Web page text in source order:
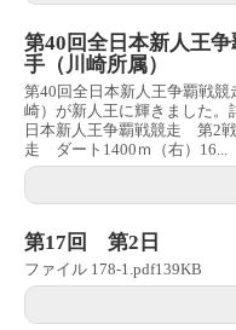
第40回全日本新人王
手（川崎所属）
第40回全日本新人王争覇戦
崎）が新人王に輝きました。
日本新人王争覇戦競走 第2
走 ダート1400ｍ（右）16...
第17回 第2日
ファイル 178-1.pdf139KB